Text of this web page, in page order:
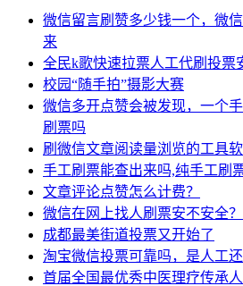
微信留言刷赞多少钱一个，微
来
全民k歌快速拉票人工代刷投票
校园“随手拍”摄影大赛
微信多开点赞会被发现，一个
刷票吗
刷微信文章阅读量浏览的工具
手工刷票能查出来吗,纯手工刷
文章评论点赞怎么计费？
微信在网上找人刷票安不安全？
成都最美街道投票又开始了
淘宝微信投票可靠吗，是人工
首届全国最优秀中医理疗传承